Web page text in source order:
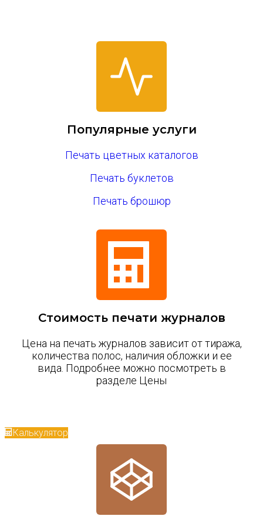
Популярные услуги
Печать цветных каталогов
Печать буклетов
Печать брошюр
Стоимость печати журналов
Цена на печать журналов зависит от тиража,
количества полос, наличия обложки и ее
вида. Подробнее можно посмотреть в
разделе Цены
Калькулятор